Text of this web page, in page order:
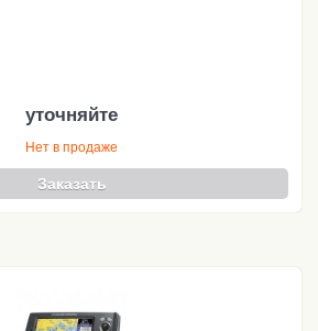
уточняйте
Нет в продаже
Заказать